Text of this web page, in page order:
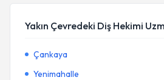
Yakın Çevredeki Diş Hekimi
Çankaya
Yenimahalle